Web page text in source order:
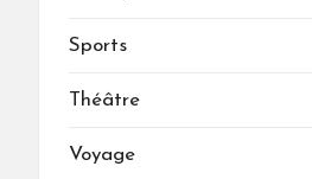
Sports
Théâtre
Voyage